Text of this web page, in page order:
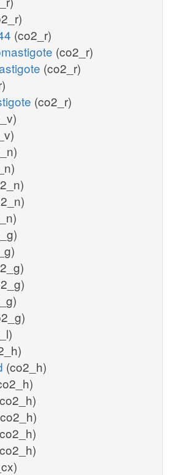
(co2_r)
(co2_r)
(co2_r)
(co2_r)
(co2_h)